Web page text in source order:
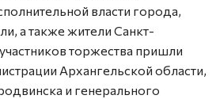
власти города,
а также жители Санкт-
торжества пришли
Архангельской области,
и генерального